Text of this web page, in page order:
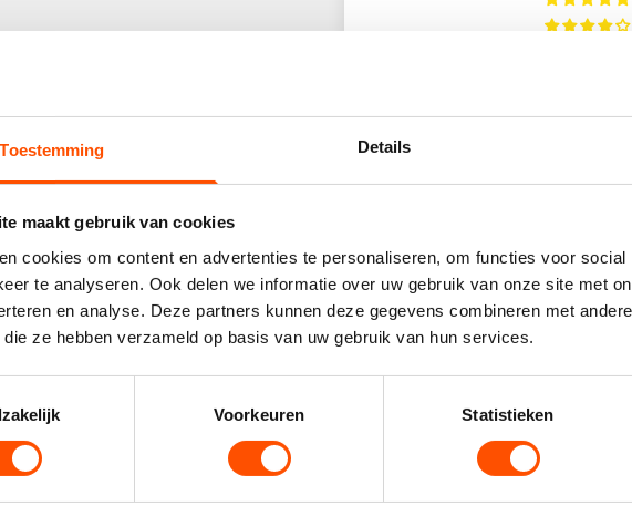
Toestemming Details
maakt gebruik van cookies
cookies om content en advertenties te personaliseren, om functies voor social
te analyseren. Ook delen we informatie over uw gebruik van onze site met
en analyse. Deze partners kunnen deze gegevens combineren met
ze hebben verzameld op basis van uw gebruik van hun services.
Voorkeuren Statistieken
René
beschrieben**** gern wieder *****
Beoordeling geschreven in Shop App